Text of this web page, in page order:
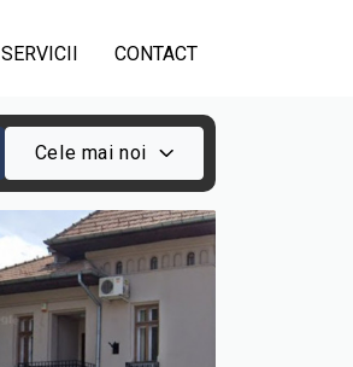
SERVICII CONTACT
Cele mai noi